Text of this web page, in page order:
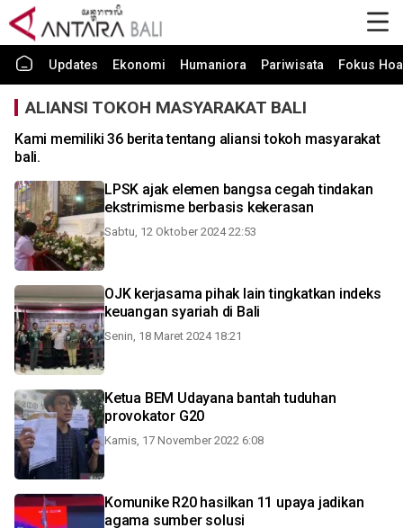
Updates Ekonomi Humaniora Pariwisata Fokus
ALIANSI TOKOH MASYARAKAT BALI
Kami memiliki 36 berita tentang aliansi tokoh masyarakat
bali.
LPSK ajak elemen bangsa cegah tindakan
ekstrimisme berbasis kekerasan
Sabtu, 12 Oktober 2024 22:53
OJK kerjasama pihak lain tingkatkan indeks
keuangan syariah di Bali
Senin, 18 Maret 2024 18:21
Ketua BEM Udayana bantah tuduhan
provokator G20
Kamis, 17 November 2022 6:08
Komunike R20 hasilkan 11 upaya jadikan
agama sumber solusi